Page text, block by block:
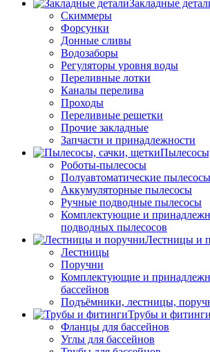
Закладные
Скиммеры
Форсунки
Донные сливы
Водозаборы
Регуляторы уровня воды
Переливные лотки
Каналы перелива
Проходы
Переливные решетки
Прочие закладные
Запчасти и принадлежности
Роботы-пылесосы
Полуавтоматические пылесосы
Аккумуляторные пылесосы
Ручные подводные пылесосы
Комплектующие и
подводных пылесосов
Лестницы и
Лестницы
Поручни
Комплектующие и
бассейнов
Подъёмники, лестницы,
Трубы и фитинги
Фланцы для бассейнов
Углы для бассейнов